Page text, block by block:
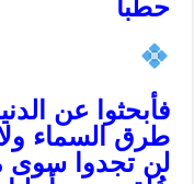
حطبا
فأبحثوا عن
طرق السماء
لن تجدوا سوى